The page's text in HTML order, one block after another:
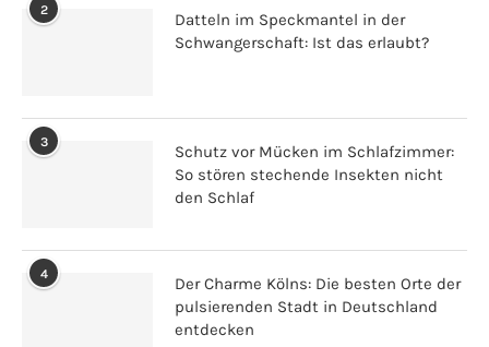
2
Datteln im Speckmantel in der
Schwangerschaft: Ist das erlaubt?
3
Schutz vor Mücken im Schlafzimmer:
So stören stechende Insekten nicht
den Schlaf
4
Der Charme Kölns: Die besten Orte der
pulsierenden Stadt in Deutschland
entdecken